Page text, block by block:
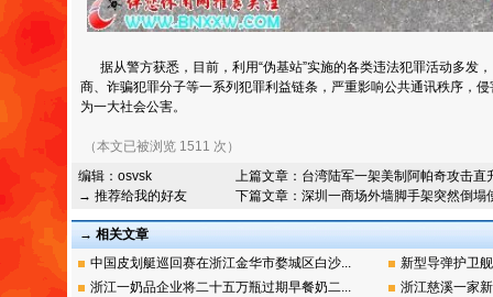
据从警方获悉，目前，利用“伪基站”实施的各类违法犯罪活动多发
商、诈骗犯罪分子等一系列犯罪利益链条，严重影响公共通讯秩序，
为一大社会公害。
（本文已被浏览 1511 次）
编辑： osvsk
→ 推荐给我的好友
上篇文章： 台湾陆军一架美制阿帕奇攻击直
下篇文章： 深圳一商场外墙脚手架突然倒塌
→ 相关文章
中国皮划艇巡回赛在浙江金华市婺城区白沙...
新型导弹护卫
浙江一奶品企业将二十五万瓶过期早餐奶二...
浙江慈溪一家